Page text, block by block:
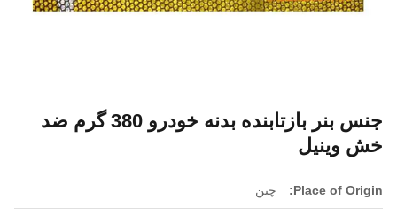
جنس بنر بازتابنده بدنه خودرو 380 گرم ضد
خش وینیل
Place of Origin: چین